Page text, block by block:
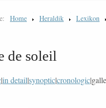
Home Heraldik Lexikon
de soleil
|in detail|synoptic|cronologic